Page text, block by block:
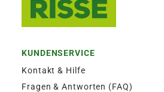
KUNDENSERVICE
Kontakt & Hilfe
Fragen & Antworten (FAQ)